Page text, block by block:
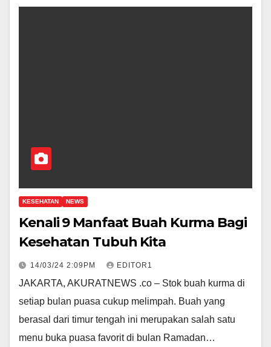
KESEHATAN NEWS
Kenali 9 Manfaat Buah Kurma Bagi
Kesehatan Tubuh Kita
14/03/24 2:09PM EDITOR1
JAKARTA, AKURATNEWS .co – Stok buah kurma di
setiap bulan puasa cukup melimpah. Buah yang
berasal dari timur tengah ini merupakan salah satu
menu buka puasa favorit di bulan Ramadan…